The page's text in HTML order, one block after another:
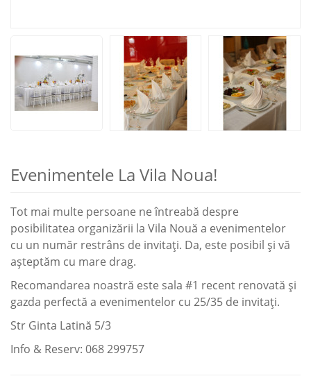
Evenimentele La Vila Noua!
Tot mai multe persoane ne întreabă despre
posibilitatea organizării la Vila Nouă a evenimentelor
cu un număr restrâns de invitați. Da, este posibil și vă
așteptăm cu mare drag.
Recomandarea noastră este sala #1 recent renovată și
gazda perfectă a evenimentelor cu 25/35 de invitați.
Str Ginta Latină 5/3
Info & Reserv: 068 299757